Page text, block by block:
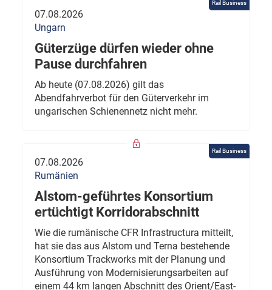
Rail Business
07.08.2026
Ungarn
Güterzüge dürfen wieder ohne
Pause durchfahren
Ab heute (07.08.2026) gilt das
Abendfahrverbot für den Güterverkehr im
ungarischen Schienennetz nicht mehr.
Rail Business
07.08.2026
Rumänien
Alstom-geführtes Konsortium
ertüchtigt Korridorabschnitt
Wie die rumänische CFR Infrastructura mitteilt,
hat sie das aus Alstom und Terna bestehende
Konsortium Trackworks mit der Planung und
Ausführung von Modernisierungsarbeiten auf
einem 44 km langen Abschnitt des Orient/East-